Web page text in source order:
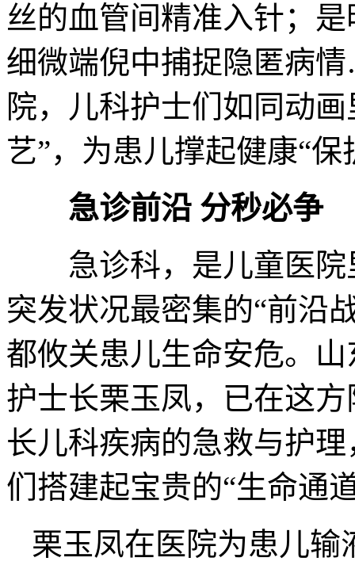
丝的血管间精准入针；
细微端倪中捕捉隐匿病
院，儿科护士们如同动
艺”，为患儿撑起健康“保
急诊前沿 分秒必争
急诊科，是儿童医院
突发状况最密集的“前沿
都攸关患儿生命安危。
护士长栗玉凤，已在这
长儿科疾病的急救与护
们搭建起宝贵的“生命通
栗玉凤在医院为患儿输